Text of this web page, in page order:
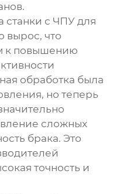
станки с ЧПУ для
вырос, что
к повышению
обработка была
но теперь
сложных
брака. Это
точность и